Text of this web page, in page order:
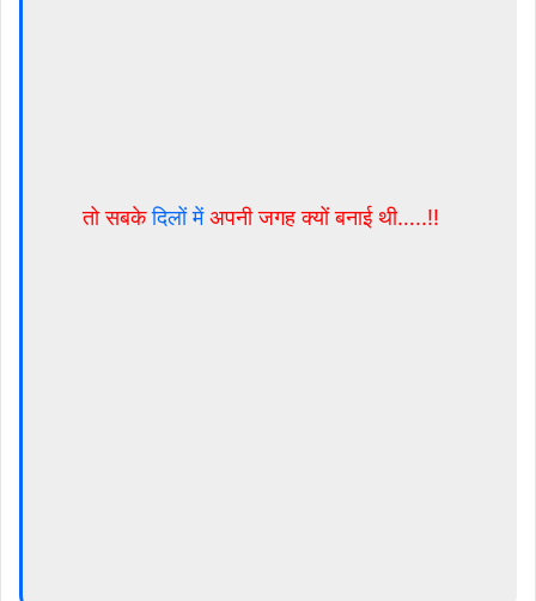
तो सबकेदिलों मेंअपनी जगह क्यों बनाई थी…..!!